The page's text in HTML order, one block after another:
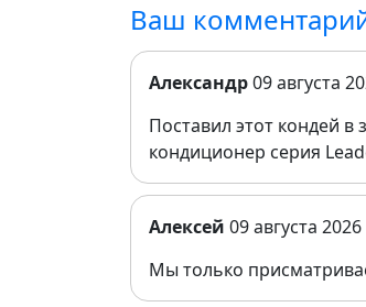
Ваш
Александр09 августа
Поставил этот кондей в
кондиционер серия
Алексей 09 августа 2026
Мы только